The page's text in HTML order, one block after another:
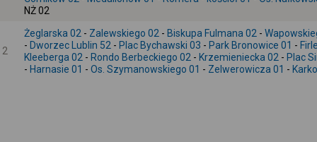
NŻ 02
2
Żeglarska 02 - Zalewskiego 02 - Biskupa Fulmana 02 -
- Dworzec Lublin 52 - Plac Bychawski 03 - Park Bronowice 01 -
Kleeberga 02 - Rondo Berbeckiego 02 - Krzemieniecka 02 - Plac
- Harnasie 01 - Os. Szymanowskiego 01 - Zelwerowicza 01 -